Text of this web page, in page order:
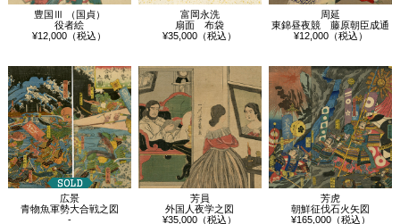
豊国Ⅲ （国貞）
役者絵
¥12,000（税込）
富岡永洗
扇面 布袋
¥35,000（税込）
周延
東錦昼夜競 藤原朝臣成通
¥12,000（税込）
広景
青物魚軍勢大合戦之図
-
芳員
外国人夜学之図
¥35,000（税込）
芳虎
朝鮮征伐石火矢図
¥165,000（税込）